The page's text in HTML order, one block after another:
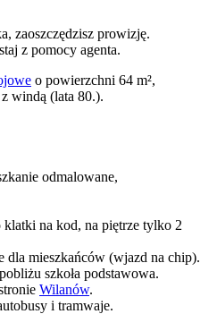
zaoszczędzisz prowizję.
z pomocy agenta.
o powierzchni 64 m²,
windą (lata 80.).
odmalowane,
na kod, na piętrze tylko 2
dla mieszkańców (wjazd na chip).
szkoła podstawowa.
Wilanów.
i tramwaje.